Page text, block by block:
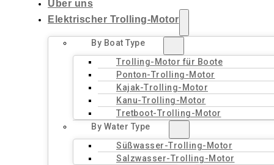
Über uns
Elektrischer Trolling-Motor
By Boat Type
Trolling-Motor für Boote
Ponton-Trolling-Motor
Kajak-Trolling-Motor
Kanu-Trolling-Motor
Tretboot-Trolling-Motor
By Water Type
Süßwasser-Trolling-Motor
Salzwasser-Trolling-Motor